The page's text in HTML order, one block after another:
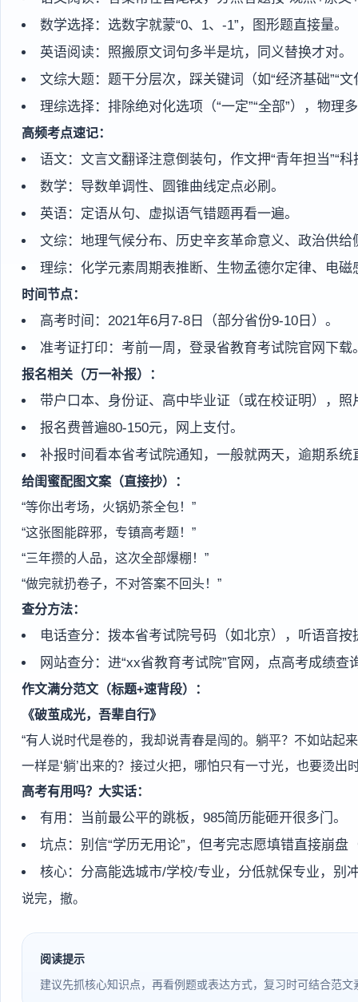
数学选择：选数字就蒙“0、1、-1”，图形题直接量。
英语阅读：照搬原文词句多半是坑，同义替换才对。
文综大题：题干分层次，踩关键词（如“经济基础”“
理综选择：排除绝对化选项（“一定”“全部”），物理
高频考点速记：
语文：文言文翻译注意倒装句，作文押“青年担当”“科
数学：导数单调性、圆锥曲线定点必刷。
英语：定语从句、虚拟语气错题再看一遍。
文综：地理气候分布、历史辛亥革命意义、政治供给
理综：化学元素周期表推断、生物孟德尔定律、电磁
时间节点：
高考时间：2021年6月7-8日（部分省份9-10日）。
准考证打印：考前一周，登录省教育考试院官网下载
报名相关（万一补报）：
带户口本、身份证、高中毕业证（或在校证明），照
报名费普遍80-150元，网上支付。
补报时间看本省考试院通知，一般就两天，逾期系统
给闺蜜配图文案（直接抄）：
“等你出考场，火锅奶茶全包！”
“这张图能辟邪，专镇高考题！”
“三年攒的人品，这次全部爆棚！”
“做完就扔卷子，不对答案不回头！”
查分方法：
电话查分：拨本省考试院号码（如北京），听语音按
网站查分：进“xx省教育考试院”官网，点高考成绩查
作文满分范文（标题+速背段）：
《破茧成光，吾辈自行》
“有人说时代是卷的，我却说青春是闯的。躺平？不如站起
一样是‘躺’出来的？接过火把，哪怕只有一寸光，也要烫出
高考有用吗？大实话：
有用：当前最公平的跳板，985简历能砸开很多门。
坑点：别信“学历无用论”，但考完志愿填错直接崩盘
核心：分高能选城市/学校/专业，分低就保专业，别
说完，撤。
阅读提示
建议先抓核心知识点，再看例题或表达方式，复习时可结合范